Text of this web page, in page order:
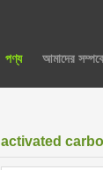
পণ্য আমাদের
activated